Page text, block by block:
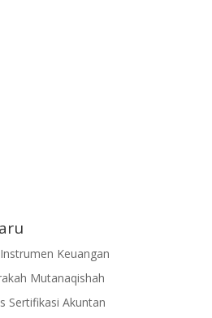
Instrumen Keuangan
Mutanaqishah
Sertifikasi Akuntan